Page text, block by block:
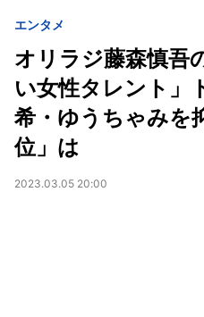
エンタメ
オリラジ藤森慎吾
い女性タレント
希・ゆうちゃみを
位」は
2023.03.05 20:00